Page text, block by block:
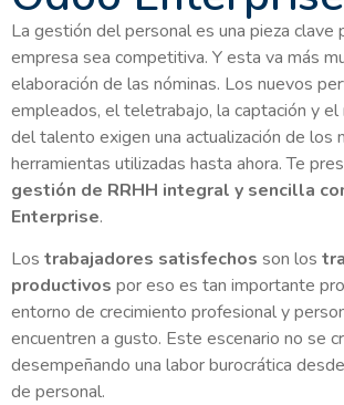
La gestión del personal es una pieza clave
empresa sea competitiva. Y esta va más
elaboración de las nóminas. Los nuevos
empleados, el teletrabajo, la captación y
del talento exigen una actualización de los
herramientas utilizadas hasta ahora. Te
gestión de RRHH integral y sencilla
Enterprise.
Los trabajadores satisfechos son los
productivos por eso es tan importante
entorno de crecimiento profesional y
encuentren a gusto. Este escenario no se
desempeñando una labor burocrática
de personal.